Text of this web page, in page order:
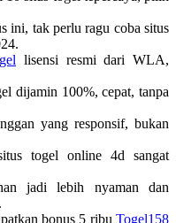
ini, tak perlu ragu coba situs
lisensi resmi dari WLA,
dijamin 100%, cepat, tanpa
yang responsif, bukan
togel online 4d sangat
jadi lebih nyaman dan
bonus 5 ribu Togel158